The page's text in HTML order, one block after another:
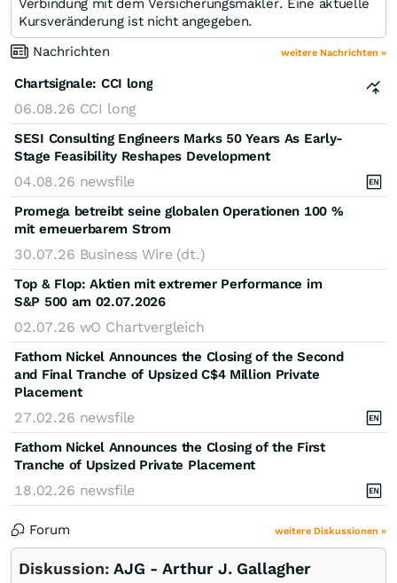
Verbindung mit dem Versicherungsmakler. Eine aktuelle
Kursveränderung ist nicht angegeben.
Nachrichten
weitere Nachrichten »
Chartsignale: CCI long
06.08.26 CCI long
SESI Consulting Engineers Marks 50 Years As Early-
Stage Feasibility Reshapes Development
04.08.26 newsfile
Promega betreibt seine globalen Operationen 100 %
mit erneuerbarem Strom
30.07.26 Business Wire (dt.)
Top & Flop: Aktien mit extremer Performance im
S&P 500 am 02.07.2026
02.07.26 wO Chartvergleich
Fathom Nickel Announces the Closing of the Second
and Final Tranche of Upsized C$4 Million Private
Placement
27.02.26 newsfile
Fathom Nickel Announces the Closing of the First
Tranche of Upsized Private Placement
18.02.26 newsfile
Forum weitere Diskussionen »
Diskussion: AJG - Arthur J. Gallagher